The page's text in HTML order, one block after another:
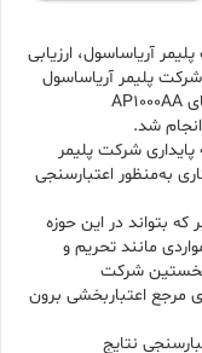
آریاساسول، ارزیابی
شرکت پلیمر آریاساسول
مبتنی بر دستورالعمل GRIبراساس استانداردهای AP1000AA
شرکت پلیمر
به‌منظور اعتبارسنجی
بتواند در این حوزه
مانند تحریم و
نخستین شرکت
مرجع اعتباربخشی برون
نتایج